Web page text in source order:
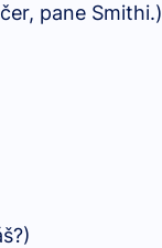
pane Smithi.)